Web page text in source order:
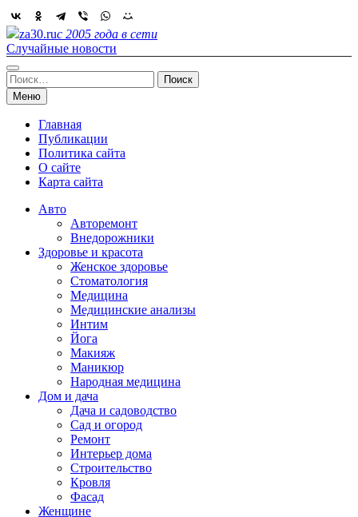
Skip
to
content
za30.ruс 2005 года в сети
Случайные новости
Найти:
Меню
Главная
Публикации
Политика сайта
О сайте
Карта сайта
Авто
Авторемонт
Внедорожники
Здоровье и красота
Женское здоровье
Стоматология
Медицина
Медицинские анализы
Интим
Йога
Макияж
Маникюр
Народная медицина
Дом и дача
Дача и садоводство
Сад и огород
Ремонт
Интерьер дома
Строительство
Кровля
Фасад
Женщине